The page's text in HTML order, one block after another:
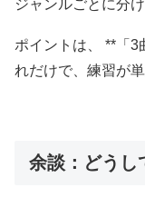
ジャンルごとに分
ポイントは、 **「3
れだけで、練習が
余談：どうし